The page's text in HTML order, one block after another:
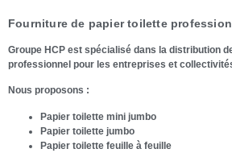
Fourniture de papier toilette
Groupe HCP est spécialisé dans la distribution
professionnel pour les entreprises et
Nous proposons :
Papier toilette mini jumbo
Papier toilette jumbo
Papier toilette feuille à feuille